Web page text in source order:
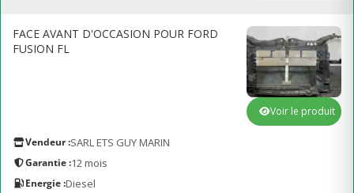
FACE AVANT D'OCCASION POUR FORD
FUSION FL
Vendeur :SARL ETS GUY MARIN
Garantie :12 mois
Energie :Diesel
Voir le produit